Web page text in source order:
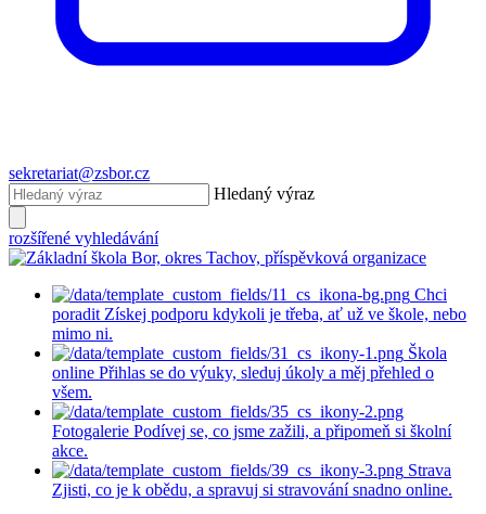
sekretariat@zsbor.cz
Hledaný výraz
rozšířené vyhledávání
Chci
poradit Získej podporu kdykoli je třeba, ať už ve škole, nebo
mimo ni.
Škola
online Přihlas se do výuky, sleduj úkoly a měj přehled o
všem.
Fotogalerie Podívej se, co jsme zažili, a připomeň si školní
akce.
Strava
Zjisti, co je k obědu, a spravuj si stravování snadno online.